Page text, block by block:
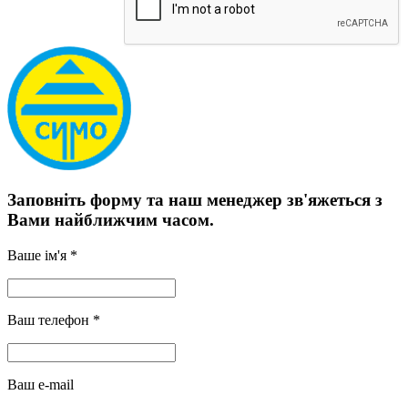
Заповніть форму та наш менеджер зв'яжеться з
Вами найближчим часом.
Ваше ім'я *
Ваш телефон *
Ваш e-mail